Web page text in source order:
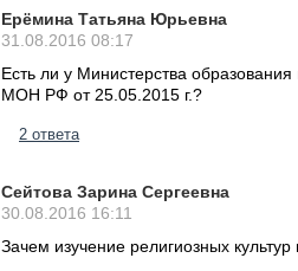
Ерёмина Татьяна Юрьевна
31.08.2016 08:17
Есть ли у Министерства
МОН РФ от 25.05.2015 г.?
2 ответа
Сейтова Зарина Сергеевна
30.08.2016 16:11
Зачем изучение религиозных